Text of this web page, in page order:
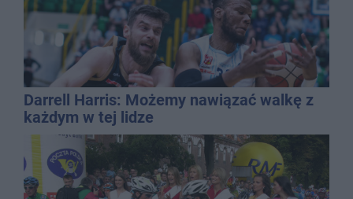
Darrell Harris: Możemy nawiązać walkę z
każdym w tej lidze